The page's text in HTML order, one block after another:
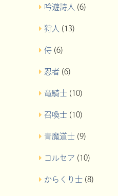
吟遊詩人 (6)
狩人 (13)
侍 (6)
忍者 (6)
竜騎士 (10)
召喚士 (10)
青魔道士 (9)
コルセア (10)
からくり士 (8)